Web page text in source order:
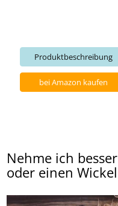
Produktbeschreibung
bei Amazon kaufen
Nehme ich
oder einen